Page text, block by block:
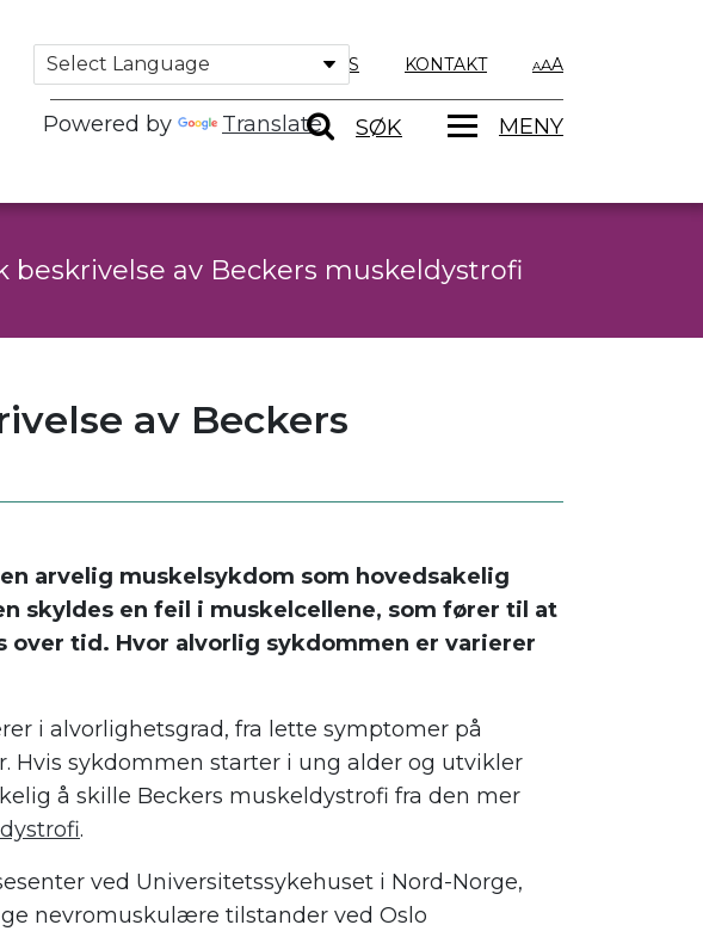
Powered by Translate
OM OSS KONTAKT A
SØK MENY
beskrivelse av Beckers muskeldystrofi
av Beckers
arvelig muskelsykdom som hovedsakelig
skyldes en feil i muskelcellene, som fører til at
over tid. Hvor alvorlig sykdommen er varierer
i alvorlighetsgrad, fra lette symptomer på
Hvis sykdommen starter i ung alder og utvikler
å skille Beckers muskeldystrofi fra den mer
.
ved Universitetssykehuset i Nord-Norge,
nevromuskulære tilstander ved Oslo